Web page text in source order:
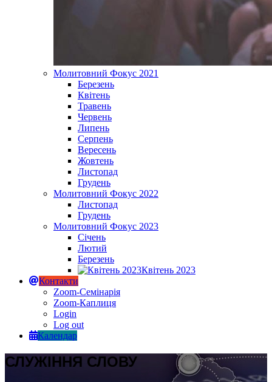
Молитовний Фокус 2021
Березень
Квітень
Травень
Червень
Липень
Серпень
Вересень
Жовтень
Листопад
Грудень
Молитовний Фокус 2022
Листопад
Грудень
Молитовний Фокус 2023
Січень
Лютий
Березень
Квітень 2023
Контакти
Zoom-Семінарія
Zoom-Каплиця
Login
Log out
Календар
СЛУЖІННЯ СЛОВУ